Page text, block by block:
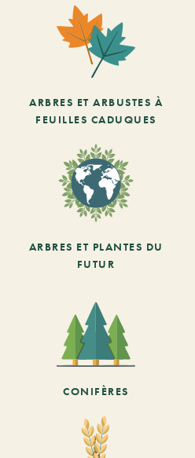
ARBRES ET ARBUSTES À
FEUILLES CADUQUES
ARBRES ET PLANTES DU
FUTUR
CONIFÈRES